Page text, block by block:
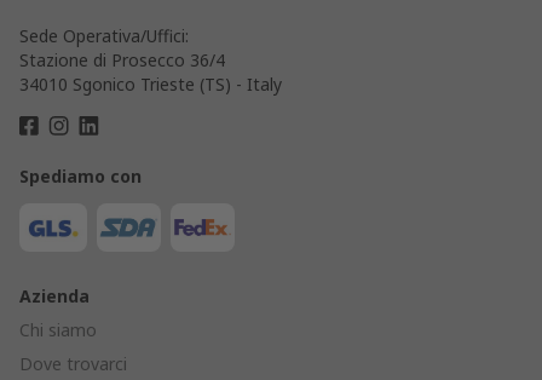
Sede Operativa/Uffici:
Stazione di Prosecco 36/4
34010 Sgonico Trieste (TS) - Italy
Spediamo con
Azienda
Chi siamo
Dove trovarci